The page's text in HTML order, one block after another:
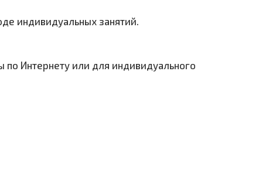
индивидуальных занятий.
по Интернету или для индивидуального